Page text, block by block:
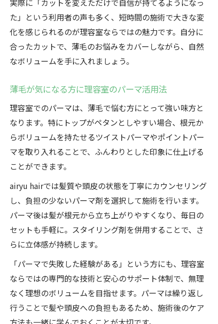
実際に「カットを変えただけで自信が持てるようになっ
た」という利用者の声も多く、短時間の施術で大きな変
化を感じられるのが理容室ならではの魅力です。自分に
合ったカットで、薄毛のお悩みをカバーしながら、自然
なボリュームを手に入れましょう。
薄毛が気になる方に理容室のパーマ活用法
理容室でのパーマは、薄毛で悩む方にとって強い味方と
なります。特にトップがペタンとしやすい場合、根元か
らボリュームを持たせるツイストパーマやポイントパー
マを取り入れることで、ふんわりとした印象に仕上げる
ことができます。
airyu hairでは髪質や頭皮の状態を丁寧にカウンセリング
し、負担の少ないパーマ剤を選択して施術を行います。
パーマ後は髪が根元から立ち上がりやすくなり、毎日の
セットも手軽に。スタイリング剤を併用することで、さ
らに立体感が持続します。
「パーマで失敗した経験がある」という方にも、理容室
ならではの専門的な技術と安心のサポート体制で、無理
なく理想のボリュームを目指せます。パーマは繰り返し
行うことで髪や頭皮への負担もあるため、施術後のケア